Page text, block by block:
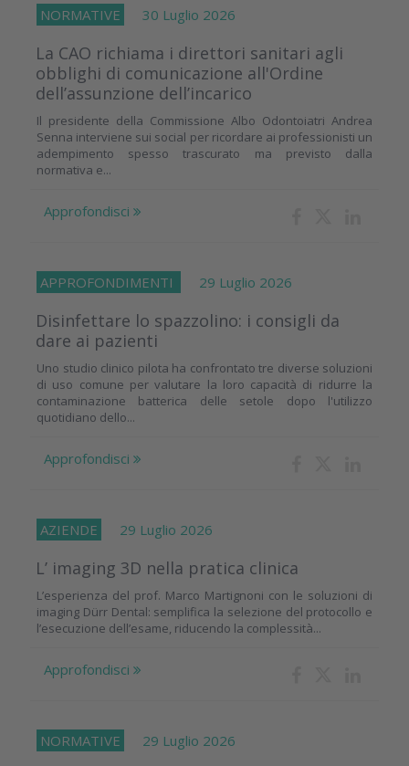
NORMATIVE 30 Luglio 2026
La CAO richiama i direttori sanitari agli
obblighi di comunicazione all'Ordine
dell’assunzione dell’incarico
Il presidente della Commissione Albo Odontoiatri Andrea
Senna interviene sui social per ricordare ai professionisti un
adempimento spesso trascurato ma previsto dalla
normativa e...
Approfondisci
APPROFONDIMENTI 29 Luglio 2026
Disinfettare lo spazzolino: i consigli da
dare ai pazienti
Uno studio clinico pilota ha confrontato tre diverse soluzioni
di uso comune per valutare la loro capacità di ridurre la
contaminazione batterica delle setole dopo l'utilizzo
quotidiano dello...
Approfondisci
AZIENDE 29 Luglio 2026
L’ imaging 3D nella pratica clinica
L’esperienza del prof. Marco Martignoni con le soluzioni di
imaging Dürr Dental: semplifica la selezione del protocollo e
l’esecuzione dell’esame, riducendo la complessità...
Approfondisci
NORMATIVE 29 Luglio 2026